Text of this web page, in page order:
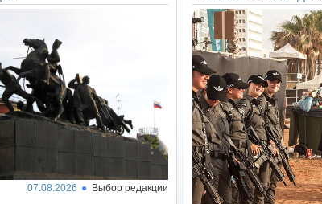
07.08.2026 Выбор редакции